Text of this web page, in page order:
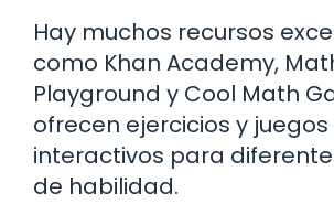
Hay muchos recursos
como Khan Academy,
Playground y Cool Math
ofrecen ejercicios y juegos
interactivos para
de habilidad.